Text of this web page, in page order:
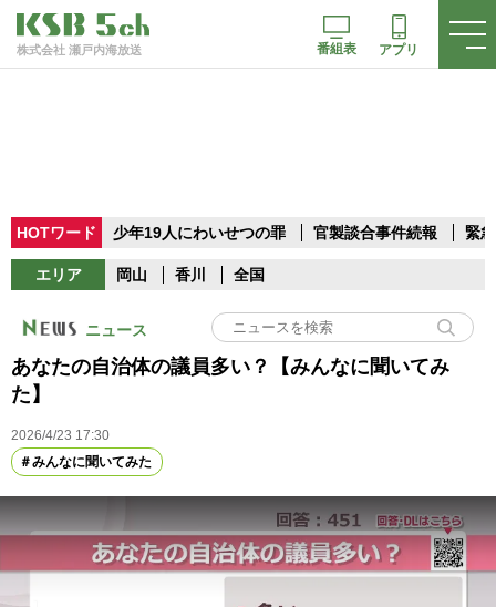
株式会社 瀬戸内海放送 番組表 アプリ
HOTワード 少年19人にわいせつの罪 官製談合事件続報 緊
エリア 岡山 香川 全国
ニュース
あなたの自治体の議員多い？【みんなに聞いてみ
た】
2026/4/23 17:30
みんなに聞いてみた